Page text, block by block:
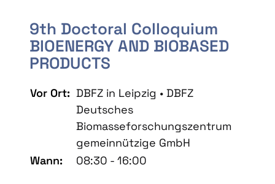
9th Doctoral Colloquium
BIOENERGY AND BIOBASED
PRODUCTS
Vor Ort: DBFZ in Leipzig • DBFZ
Deutsches
Biomasseforschungszentrum
gemeinnützige GmbH
Wann:
08:30 - 16:00